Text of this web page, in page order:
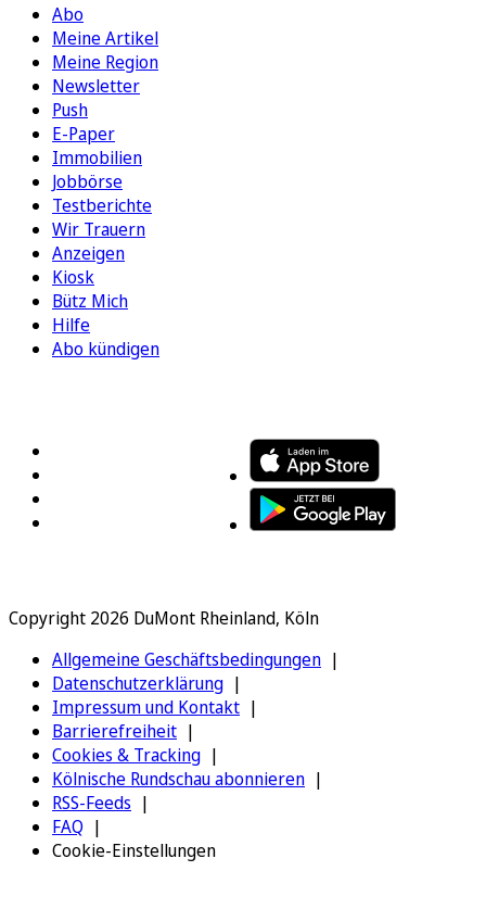
Abo
Meine Artikel
Meine Region
Newsletter
Push
E-Paper
Immobilien
Jobbörse
Testberichte
Wir Trauern
Anzeigen
Kiosk
Bütz Mich
Hilfe
Abo kündigen
Copyright 2026 DuMont Rheinland, Köln
Allgemeine Geschäftsbedingungen
Datenschutzerklärung
Impressum und Kontakt
Barrierefreiheit
Cookies & Tracking
Kölnische Rundschau abonnieren
RSS-Feeds
FAQ
Cookie-Einstellungen